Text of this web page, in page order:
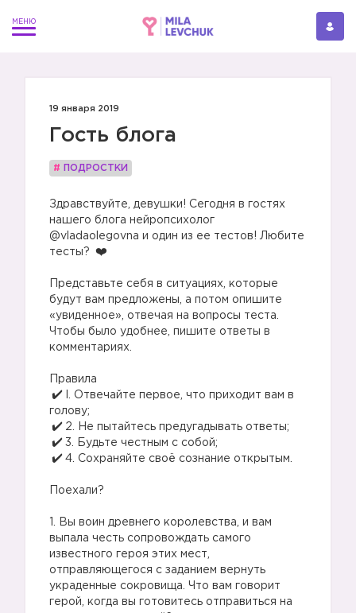
19 января 2019
Гость блога
# ПОДРОСТКИ
Здравствуйте, девушки! Сегодня в гостях
нашего блога нейропсихолог
@vladaolegovna и один из ее тестов! Любите
тесты?
Представьте себя в ситуациях, которые
будут вам предложены, а потом опишите
«увиденное», отвечая на вопросы теста.
Чтобы было удобнее, пишите ответы в
комментариях.
Правила
I. Отвечайте первое, что приходит вам в
голову;
2. Не пытайтесь предугадывать ответы;
3. Будьте честным с собой;
4. Сохраняйте своё сознание открытым.
Поехали?
1. Вы воин древнего королевства, и вам
выпала честь сопровождать самого
известного героя этих мест,
отправляющегося с заданием вернуть
украденные сокровища. Что вам говорит
герой, когда вы готовитесь отправиться на